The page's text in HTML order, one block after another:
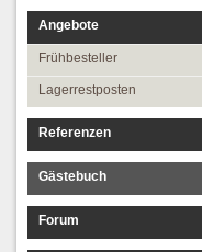
Angebote
Frühbesteller
Lagerrestposten
Referenzen
Gästebuch
Forum